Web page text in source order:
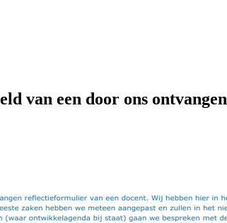
van een door ons ontvangen